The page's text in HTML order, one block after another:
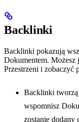
Backlinki
Backlinki pokazują
Dokumentem.
Przestrzeni i zobaczyć
Backlinki tworzą
wspomnisz
zostanie dodany